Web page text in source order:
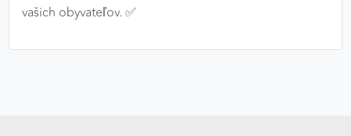
vašich obyvateľov. ✅